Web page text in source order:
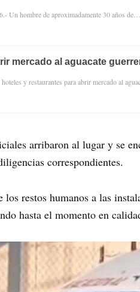
Un hombre de aproximadamente 30 años de…
mercado al aguacate
y restaurantes para abrir mercado al
arribaron al lugar y se
correspondientes.
los restos humanos a las
hasta el momento en